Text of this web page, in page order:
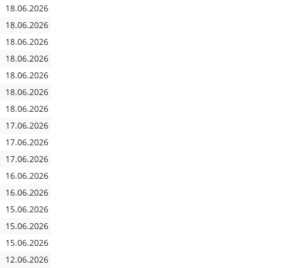
18.06.2026
18.06.2026
18.06.2026
18.06.2026
18.06.2026
18.06.2026
18.06.2026
17.06.2026
17.06.2026
17.06.2026
16.06.2026
16.06.2026
15.06.2026
15.06.2026
15.06.2026
12.06.2026